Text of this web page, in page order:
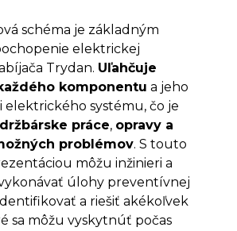
schéma je základným
elektrickej
Trydan. Uľahčuje
komponentu a jeho
elektrického systému, čo je
práce, opravy a
problémov. S touto
môžu inžinieri a
úlohy preventívnej
a riešiť akékoľvek
sa môžu vyskytnúť počas